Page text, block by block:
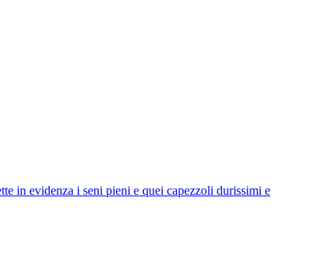
in evidenza i seni pieni e quei capezzoli durissimi e